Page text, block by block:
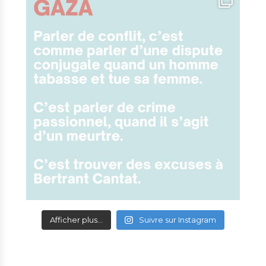
Afficher plus... Suivre sur Instagram